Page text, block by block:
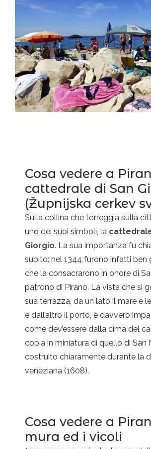
Cosa vedere a
cattedrale di San
(Župnijska cerkev
Sulla collina che torreggia sulla
uno dei suoi simboli, la
Giorgio. La sua importanza fu
subito: nel 1344 furono infatti ben
che la consacrarono in onore di
patrono di Pirano. La vista che si
sua terrazza, da un lato il mare e
e dall’altro il porto, è davvero
come dev’essere dalla cima del
copia in miniatura di quello di San
costruito chiaramente durante la
veneziana (1608).
Cosa vedere a
mura ed i vicoli